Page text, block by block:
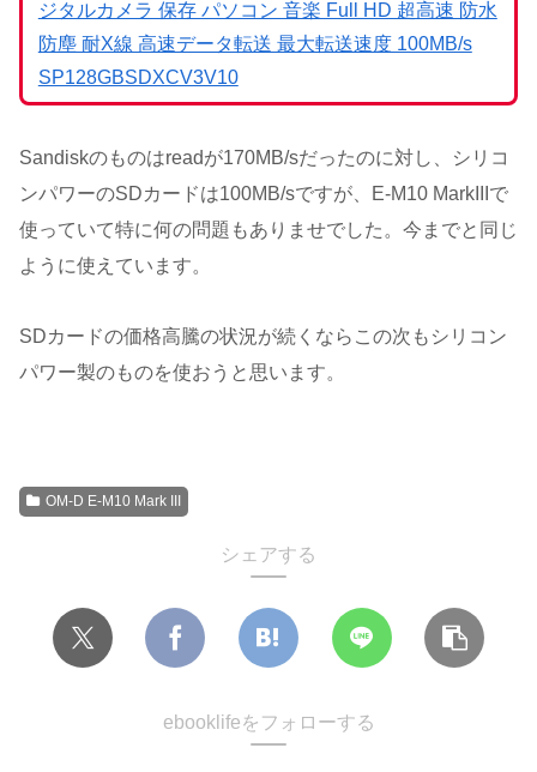
ジタルカメラ 保存 パソコン 音楽 Full HD 超高速 防水
防塵 耐X線 高速データ転送 最大転送速度 100MB/s
SP128GBSDXCV3V10
Sandiskのものはreadが170MB/sだったのに対し、シリコ
ンパワーのSDカードは100MB/sですが、E-M10 MarkIIIで
使っていて特に何の問題もありませでした。今までと同じ
ように使えています。
SDカードの価格高騰の状況が続くならこの次もシリコン
パワー製のものを使おうと思います。
OM-D E-M10 Mark III
シェアする
ebooklifeをフォローする